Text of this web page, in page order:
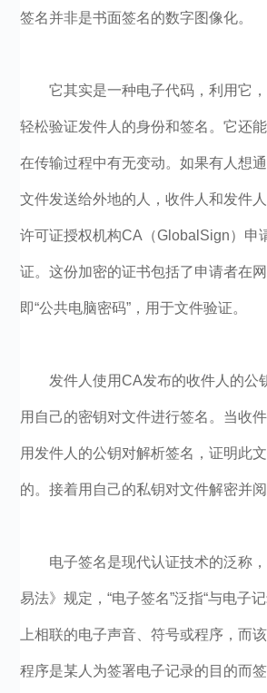
签名并非是书面签名的数字图像化。
它其实是一种电子代码，利用它
轻松验证发件人的身份和签名。它还
在传输过程中有无变动。如果有人想
文件发送给外地的人，收件人和发件
许可证授权机构CA（GlobalSign）申
证。这份加密的证书包括了申请者在
即“公共电脑密码”，用于文件验证。
发件人使用CA发布的收件人的公
用自己的密钥对文件进行签名。当收
用发件人的公钥对解析签名，证明此
的。接着用自己的私钥对文件解密并阅
电子签名是现代认证技术的泛称
易法》规定，“电子签名”泛指“与电子
上相联的电子声音、符号或程序，而
程序是某人为签署电子记录的目的而